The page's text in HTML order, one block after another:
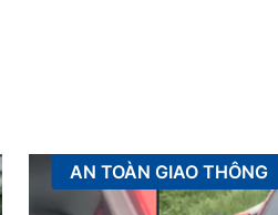
AN TOÀN GIAO THÔNG